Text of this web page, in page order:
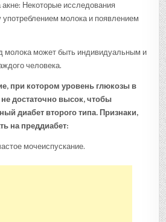
Некоторые исследования
молока и появлением
молока может быть индивидуальным и
человека.
при котором уровень глюкозы в
достаточно высок, чтобы
диабет второго типа. Признаки,
на преддиабет:
мочеиспускание.